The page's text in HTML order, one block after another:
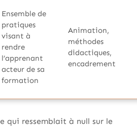
Ensemble de
pratiques
visant à
rendre
l’apprenant
acteur de sa
formation
Animation,
méthodes
didactiques,
encadrement
qui ressemblait à null sur le